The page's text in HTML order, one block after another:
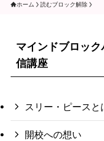
ホーム 読むブロック解除
マインドブロッ
信講座
スリー・ピースと
開校への想い